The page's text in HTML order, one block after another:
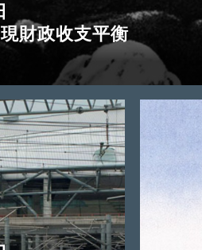
財政收支平衡